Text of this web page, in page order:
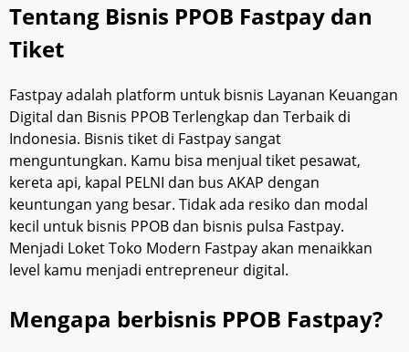
Tentang Bisnis PPOB Fastpay dan
Tiket
Fastpay adalah platform untuk bisnis Layanan Keuangan
Digital dan Bisnis PPOB Terlengkap dan Terbaik di
Indonesia. Bisnis tiket di Fastpay sangat
menguntungkan. Kamu bisa menjual tiket pesawat,
kereta api, kapal PELNI dan bus AKAP dengan
keuntungan yang besar. Tidak ada resiko dan modal
kecil untuk bisnis PPOB dan bisnis pulsa Fastpay.
Menjadi Loket Toko Modern Fastpay akan menaikkan
level kamu menjadi entrepreneur digital.
Mengapa berbisnis PPOB Fastpay?